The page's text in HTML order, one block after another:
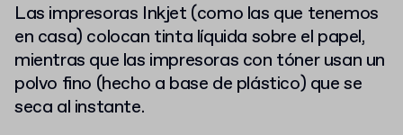
Las impresoras Inkjet (como las que tenemos
en casa) colocan tinta líquida sobre el papel,
mientras que las impresoras con tóner usan un
polvo fino (hecho a base de plástico) que se
seca al instante.